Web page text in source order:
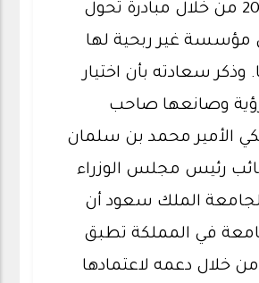
المملكة 2030 من خلال مبادرة تحول
مؤسسة غير ربحية لها
وذكر سعادته بأن اختيار
وصانعها صاحب
الأمير محمد بن سلمان
رئيس مجلس الوزراء
لجامعة الملك سعود أن
في المملكة تطبق
خلال دعمه لاعتمادها